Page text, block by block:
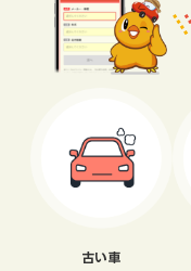
古い車